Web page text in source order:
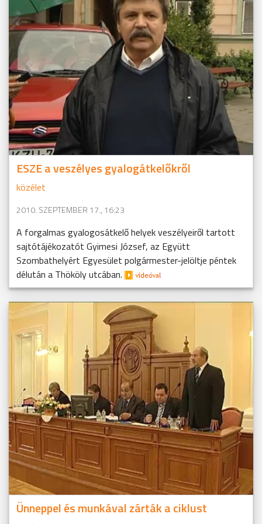
ESZE a veszélyes gyalogátkelőkről
közélet
2010. SZEPTEMBER 17., 16:23
A forgalmas gyalogosátkelő helyek veszélyeiről tartott
sajtótájékozatót Gyimesi József, az Együtt
Szombathelyért Egyesület polgármester-jelöltje péntek
délután a Thököly utcában.
Ünneppel és munkával zárták a ciklust